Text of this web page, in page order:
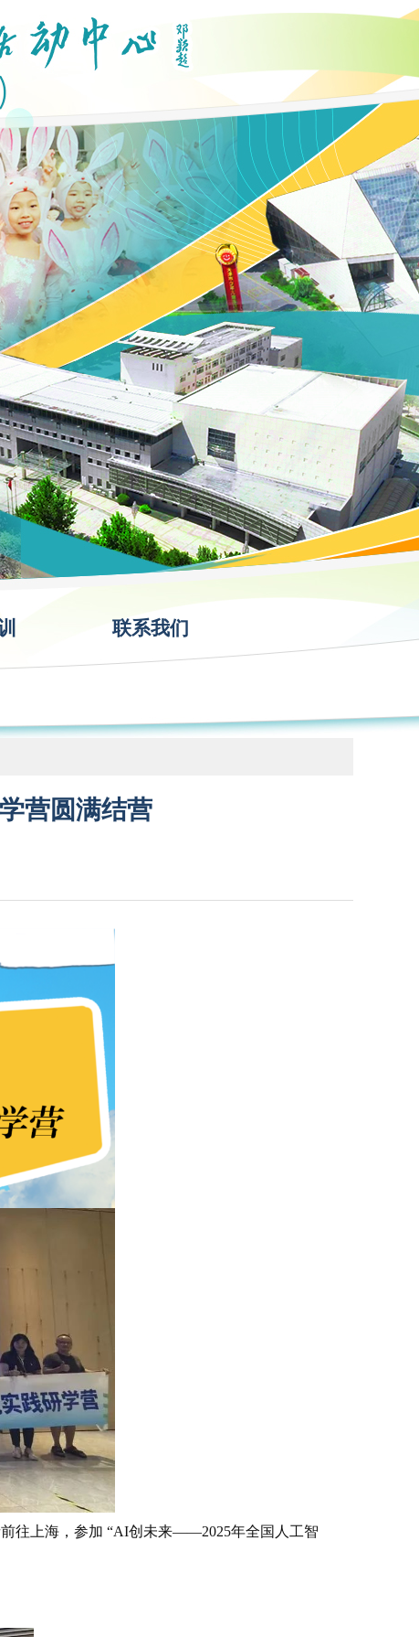
联系我们
营圆满结营
往上海，参加 “AI创未来——2025年全国人工智